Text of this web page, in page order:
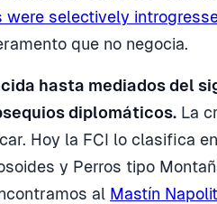
selectively
que no negocia.
hasta mediados del
diplomáticos. La
Hoy la FCI lo clasifica
y Perros tipo
al Mastín